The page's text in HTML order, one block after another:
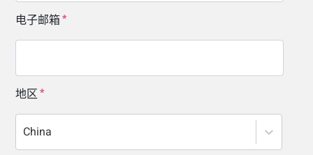
电子邮箱
地区
China